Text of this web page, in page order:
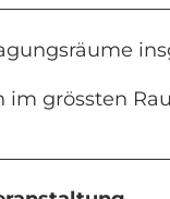
im grössten